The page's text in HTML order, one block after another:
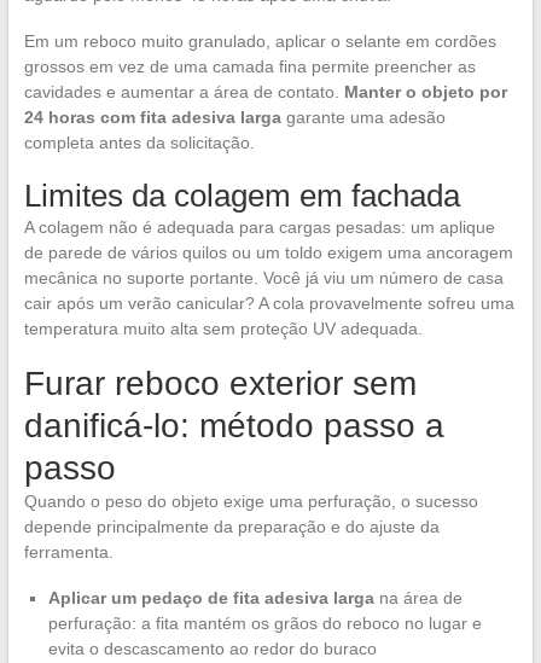
Em um reboco muito granulado, aplicar o selante em cordões
grossos em vez de uma camada fina permite preencher as
cavidades e aumentar a área de contato. Manter o objeto por
24 horas com fita adesiva largagarante uma adesão
completa antes da solicitação.
Limites da colagem em fachada
A colagem não é adequada para cargas pesadas: um aplique
de parede de vários quilos ou um toldo exigem uma ancoragem
mecânica no suporte portante. Você já viu um número de casa
cair após um verão canicular? A cola provavelmente sofreu uma
temperatura muito alta sem proteção UV adequada.
Furar reboco exterior sem
danificá-lo: método passo a
passo
Quando o peso do objeto exige uma perfuração, o sucesso
depende principalmente da preparação e do ajuste da
ferramenta.
Aplicar um pedaço de fita adesiva largana área de
perfuração: a fita mantém os grãos do reboco no lugar e
evita o descascamento ao redor do buraco